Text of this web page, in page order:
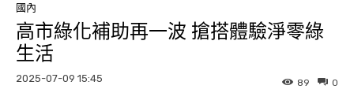
國內
高市綠化補助再一波 搶搭體驗淨零綠
生活
2025-07-09 15:45 0
89